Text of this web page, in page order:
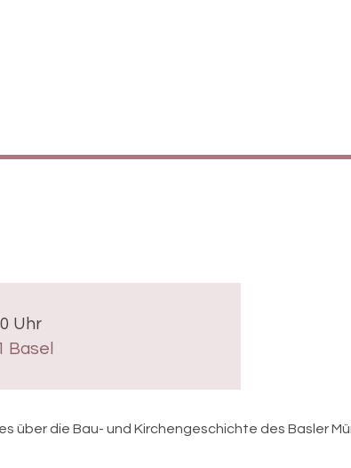
Uhr
Basel
über die Bau- und Kirchengeschichte des Basler